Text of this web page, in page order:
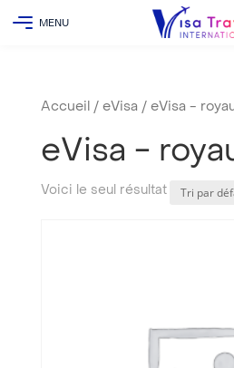
Accueil / eVisa / eVisa -
eVisa -
Voici le seul résultat